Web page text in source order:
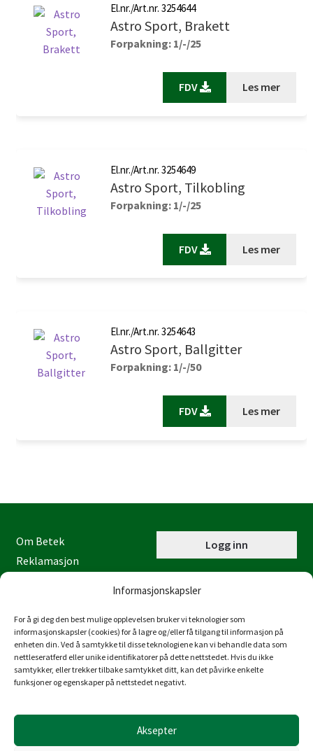
Informasjonskapsler
For å gi deg den best mulige opplevelsen bruker vi teknologier som
informasjonskapsler (cookies) for å lagre og/eller få tilgang til informasjon på
enheten din. Ved å samtykke til disse teknologiene kan vi behandle data som
nettleseratferd eller unike identifikatorer på dette nettstedet. Hvis du ikke
samtykker, eller trekker tilbake samtykket ditt, kan det påvirke enkelte
funksjoner og egenskaper på nettstedet negativt.
Aksepter
El.nr./Art.nr. 3254644
Astro Sport, Brakett
Forpakning: 1/-/25
FDV Les mer
El.nr./Art.nr. 3254649
Astro Sport, Tilkobling
Forpakning: 1/-/25
FDV Les mer
El.nr./Art.nr. 3254643
Astro Sport, Ballgitter
Forpakning: 1/-/50
FDV Les mer
Logg inn
Juraveien 4
4636 Kristiansand
Tlf: 38 53 15 00
Org.nr.: 980 832 481
Om Betek
Reklamasjon
Personvernerklæring
Åpenhetsloven